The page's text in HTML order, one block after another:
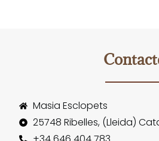
Masia Esclopets
25748 Ribelles, (Lleida)